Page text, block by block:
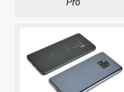
Pro